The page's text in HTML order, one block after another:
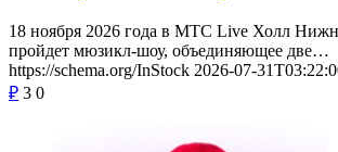
18 ноября 2026 года в МТС Live Холл
пройдет мюзикл-шоу, объединяющее две…
https://schema.org/InStock 2026-07-
₽ 3 0